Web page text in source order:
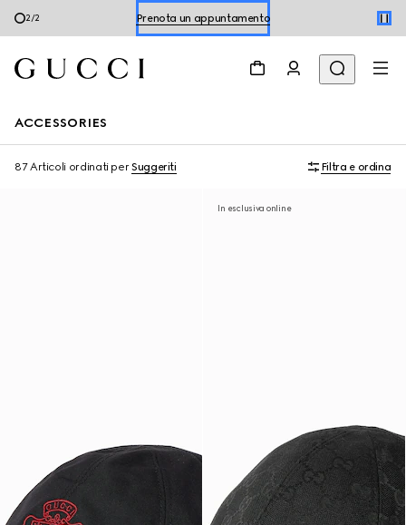
1/2 Acquista le scarpe estive
ACCESSORIES
87 Articoli ordinati perSuggeriti Filtra e ordina
In esclusiva online